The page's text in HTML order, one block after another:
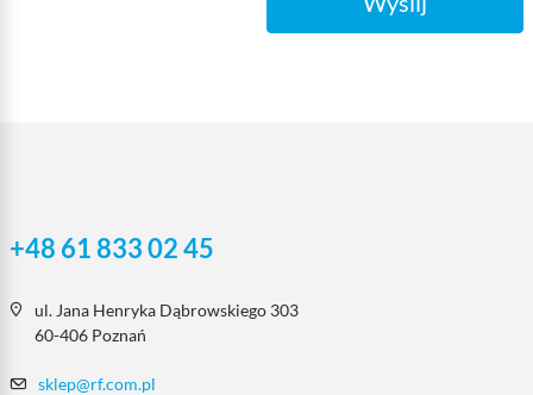
+48 61 833 02 45
ul. Jana Henryka Dąbrowskiego 303
60-406 Poznań
sklep@rf.com.pl